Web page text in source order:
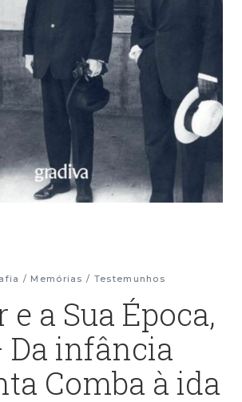
/ Memórias / Testemunhos
e a Sua Época,
Da infância
Comba à ida